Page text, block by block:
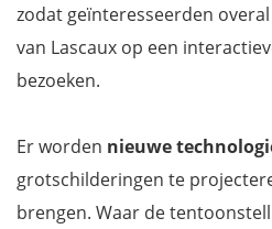
zodat geïnteresseerden
van Lascaux op een
bezoeken.
Er worden nieuwe
grotschilderingen te
brengen. Waar de